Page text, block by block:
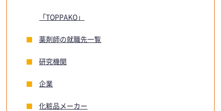
「TOPPAKO」
薬剤師の就職先一覧
研究機関
企業
化粧品メーカー